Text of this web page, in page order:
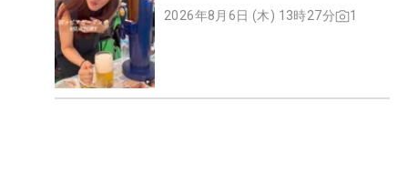
2026年8月6日 (木) 13時27分 1